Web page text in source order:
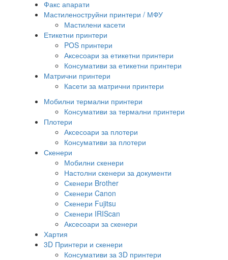
Факс апарати
Мастиленоструйни принтери / МФУ
Мастилени касети
Етикетни принтери
POS принтери
Аксесоари за етикетни принтери
Консумативи за етикетни принтери
Матрични принтери
Касети за матрични принтери
Мобилни термални принтери
Консумативи за термални принтери
Плотери
Аксесоари за плотери
Консумативи за плотери
Скенери
Мобилни скенери
Настолни скенери за документи
Скенери Brother
Скенери Canon
Скенери Fujitsu
Скенери IRIScan
Аксесоари за скенери
Хартия
3D Принтери и скенери
Консумативи за 3D принтери